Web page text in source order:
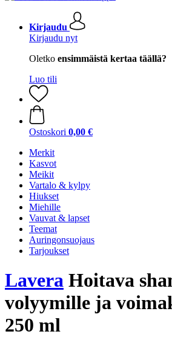
Kirjaudu
Kirjaudu nyt
Oletko ensimmäistä kertaa täällä?
Luo tili
Ostoskori 0,00 €
Merkit
Kasvot
Meikit
Vartalo & kylpy
Hiukset
Miehille
Vauvat & lapset
Teemat
Auringonsuojaus
Tarjoukset
Lavera Hoitava
volyymille ja
250 ml